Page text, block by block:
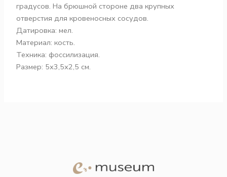
градусов. На брюшной стороне два крупных
отверстия для кровеносных сосудов.
Датировка: мел.
Материал: кость.
Техника: фоссилизация.
Размер: 5х3,5х2,5 см.